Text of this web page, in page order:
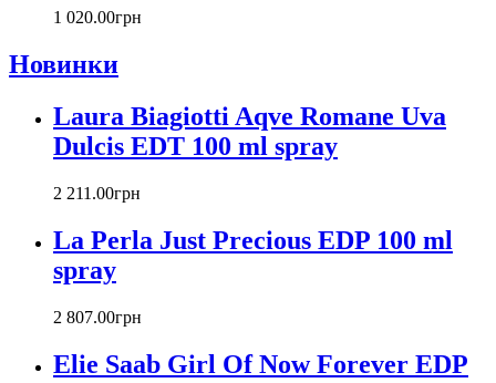
Charriol
Chloe
Christian Audigier
Christian Dior
Christian Lacroix
Cindy Crawford
Clinique
Clive Christian
CnR Create
Comme Des Garcons
Costume National
Couch
1 020.00грн
Новинки
Laura Biagiotti Aqve Romane Uva
Dulcis EDT 100 ml spray
2 211 .00грн
La Perla Just Precious EDP 100 ml
spray
2 807.00грн
Elie Saab Girl Of Now Forever EDP